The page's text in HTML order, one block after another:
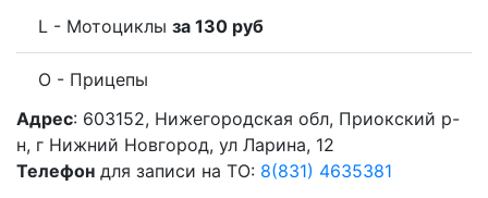
L - Мотоциклы за 130 руб
O - Прицепы
Адрес: 603152, Нижегородская обл, Приокский р-
н, г Нижний Новгород, ул Ларина, 12
Телефон для записи на ТО: 8(831) 4635381